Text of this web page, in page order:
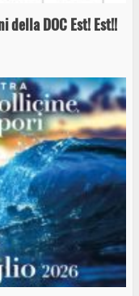
DOC Est! Est!!